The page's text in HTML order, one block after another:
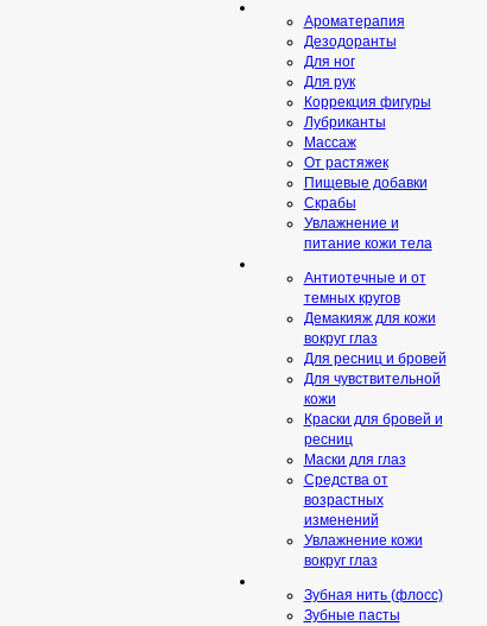
Ароматерапия
Дезодоранты
Для ног
Для рук
Коррекция фигуры
Лубриканты
Массаж
От растяжек
Пищевые добавки
Скрaбы
Увлажнение и
питание кожи тела
Антиотечные и от
темных кругов
Демакияж для кожи
вокруг глаз
Для ресниц и бровей
Для чувствительной
кожи
Краски для бровей и
ресниц
Маски для глаз
Средства от
возрастных
изменений
Увлажнение кожи
вокруг глаз
Зубная нить (флосс)
Зубные пасты